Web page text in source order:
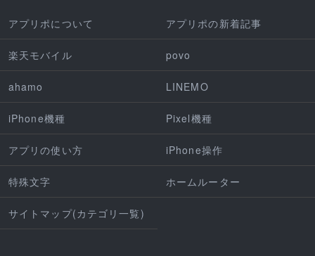
アプリポについて アプリポの新着記事
楽天モバイル povo
ahamo LINEMO
iPhone機種 Pixel機種
アプリの使い方 iPhone操作
特殊文字 ホームルーター
サイトマップ(カテゴリ一覧)